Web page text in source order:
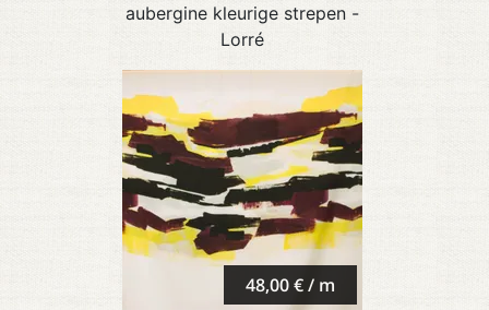
aubergine kleurige strepen -
Lorré
48,00 € / m